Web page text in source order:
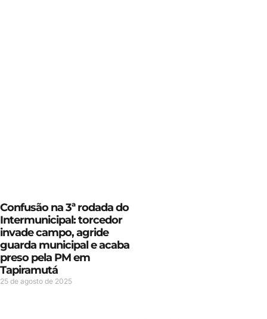
Confusão na 3ª rodada do
Intermunicipal: torcedor
invade campo, agride
guarda municipal e acaba
preso pela PM em
Tapiramutá
25 de agosto de 2025